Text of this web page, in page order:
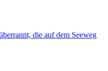
die auf dem Seeweg